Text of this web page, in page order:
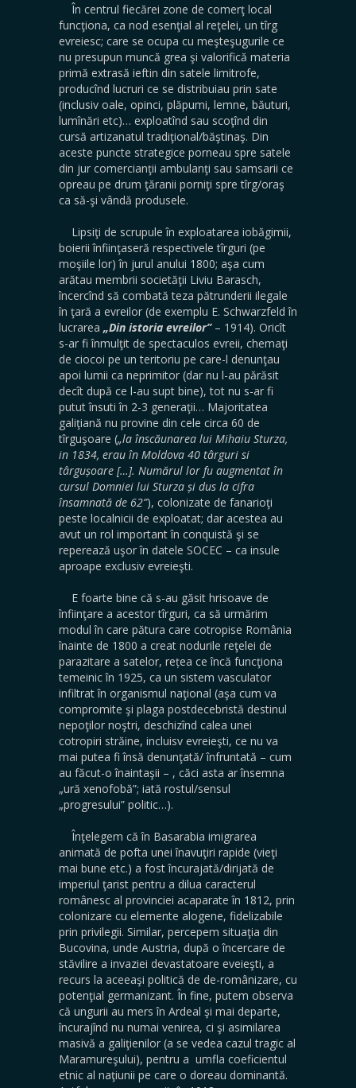
În centrul fiecărei zone de comerţ local
funcţiona, ca nod esenţial al reţelei, un tîrg
evreiesc; care se ocupa cu meşteşugurile ce
nu presupun muncă grea şi valorifică materia
primă extrasă ieftin din satele limitrofe,
producînd lucruri ce se distribuiau prin sate
(inclusiv oale, opinci, plăpumi, lemne, băuturi,
lumînări etc)… exploatînd sau scoţînd din
cursă artizanatul tradiţional/băştinaş. Din
aceste puncte strategice porneau spre satele
din jur comercianţii ambulanţi sau samsarii ce
opreau pe drum ţăranii porniţi spre tîrg/oraş
ca să-şi vândă produsele.
Lipsiţi de scrupule în exploatarea iobăgimii,
boierii înfiinţaseră respectivele tîrguri (pe
moşiile lor) în jurul anului 1800; aşa cum
arătau membrii societăţii Liviu Barasch,
încercînd să combată teza pătrunderii ilegale
în ţară a evreilor (de exemplu E. Schwarzfeld în
lucrarea „Din istoria evreilor” – 1914). Oricît
s-ar fi înmulţit de spectaculos evreii, chemaţi
de ciocoi pe un teritoriu pe care-l denunţau
apoi lumii ca neprimitor (dar nu l-au părăsit
decît după ce l-au supt bine), tot nu s-ar fi
putut însuti în 2-3 generaţii… Majoritatea
galiţiană nu provine din cele circa 60 de
tîrguşoare („la înscăunarea lui Mihaiu Sturza,
in 1834, erau în Moldova 40 târguri si
târgușoare […]. Numărul lor fu augmentat în
cursul Domniei lui Sturza și dus la cifra
însamnată de 62”), colonizate de fanarioţi
peste localnicii de exploatat; dar acestea au
avut un rol important în conquistă şi se
reperează uşor în datele SOCEC – ca insule
aproape exclusiv evreieşti.
E foarte bine că s-au găsit hrisoave de
înfiinţare a acestor tîrguri, ca să urmărim
modul în care pătura care cotropise România
înainte de 1800 a creat nodurile reţelei de
parazitare a satelor, rețea ce încă funcţiona
temeinic în 1925, ca un sistem vasculator
infiltrat în organismul naţional (aşa cum va
compromite şi plaga postdecebristă destinul
nepoţilor noştri, deschizînd calea unei
cotropiri străine, incluisv evreieşti, ce nu va
mai putea fi însă denunţată/ înfruntată – cum
au făcut-o înaintaşii – , căci asta ar însemna
„ură xenofobă”; iată rostul/sensul
„progresului” politic…).
Înţelegem că în Basarabia imigrarea
animată de pofta unei înavuţiri rapide (vieţi
mai bune etc.) a fost încurajată/dirijată de
imperiul ţarist pentru a dilua caracterul
românesc al provinciei acaparate în 1812, prin
colonizare cu elemente alogene, fidelizabile
prin privilegii. Similar, percepem situaţia din
Bucovina, unde Austria, după o încercare de
stăvilire a invaziei devastatoare eveieşti, a
recurs la aceeaşi politică de de-românizare, cu
potenţial germanizant. În fine, putem observa
că ungurii au mers în Ardeal şi mai departe,
încurajînd nu numai venirea, ci şi asimilarea
masivă a galiţienilor (a se vedea cazul tragic al
Maramureşului), pentru a umfla coeficientul
etnic al naţiunii pe care o doreau dominantă.